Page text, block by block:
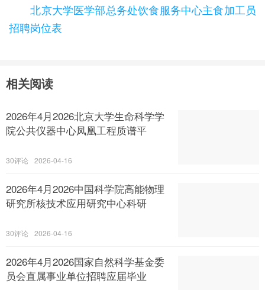
北京大学医学部总务处饮食服务中心主食加工员
招聘岗位表
相关阅读
2026年4月2026北京大学生命科学学
院公共仪器中心凤凰工程质谱平
30 2026-04-16
2026年4月2026中国科学院高能物理
研究所核技术应用研究中心科研
30 2026-04-16
2026年4月2026国家自然科学基金委
员会直属事业单位招聘应届毕业